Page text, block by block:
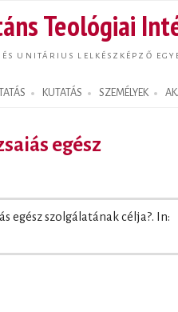
tartalomra
Teológiai
UNITÁRIUS LELKÉSZKÉPZŐ
KUTATÁS SZEMÉLYEK
egész
egész szolgálatának célja?. In: